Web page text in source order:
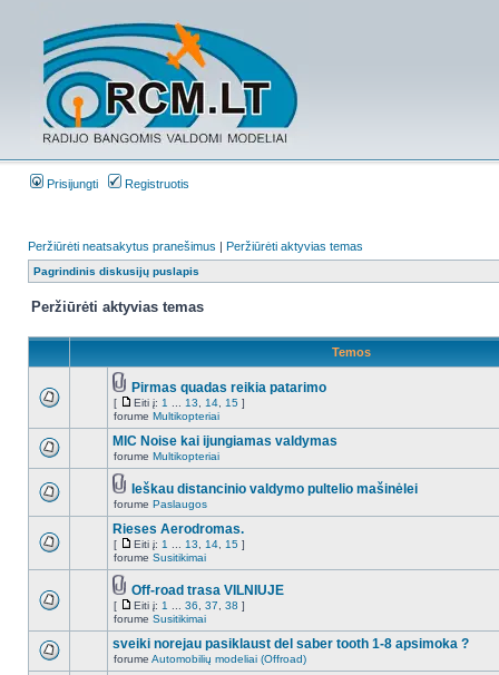
Prisijungti Registruotis
Peržiūrėti neatsakytus pranešimus | Peržiūrėti aktyvias temas
Pagrindinis diskusijų puslapis
Peržiūrėti aktyvias temas
Temos
Pirmas quadas reikia patarimo
[ Eiti į: 1 13 14 15 ]
forume Multikopteriai
MIC Noise kai ijungiamas valdymas
forume Multikopteriai
Ieškau distancinio valdymo pultelio mašinėlei
forume Paslaugos
Rieses Aerodromas.
[ Eiti į: 1 13 14 15 ]
forume Susitikimai
Off-road trasa VILNIUJE
[ Eiti į: 1 36 37 38 ]
forume Susitikimai
sveiki norejau pasiklaust del saber tooth 1-8 apsimoka ?
forume Automobilių modeliai (Offroad)